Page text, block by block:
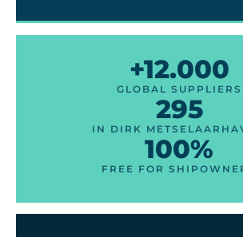
+12.000
GLOBAL SUPPLIERS
295
IN DIRK
100%
FREE FOR